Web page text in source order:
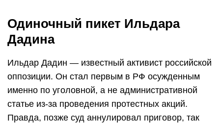
Одиночный пикет Ильдара
Дадина
Ильдар Дадин — известный активист российской
оппозиции. Он стал первым в РФ осужденным
именно по уголовной, а не административной
статье из-за проведения протестных акций.
Правда, позже суд аннулировал приговор, так